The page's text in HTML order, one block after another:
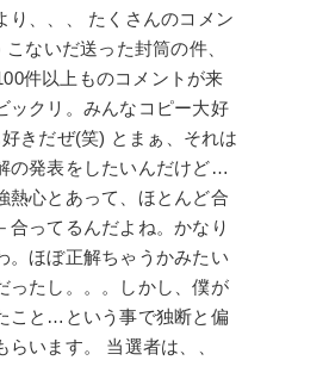
り、、、 たくさんのコメン
こないだ送った封筒の件、
件以上ものコメントが来
ックリ。みんなコピー大好
きだぜ(笑) とまぁ、それは
の発表をしたいんだけど…
熱心とあって、ほとんど合
合ってるんだよね。かなり
。ほぼ正解ちゃうかみたい
ったし。。。しかし、僕が
こと…という事で独断と偏
らいます。 当選者は、、